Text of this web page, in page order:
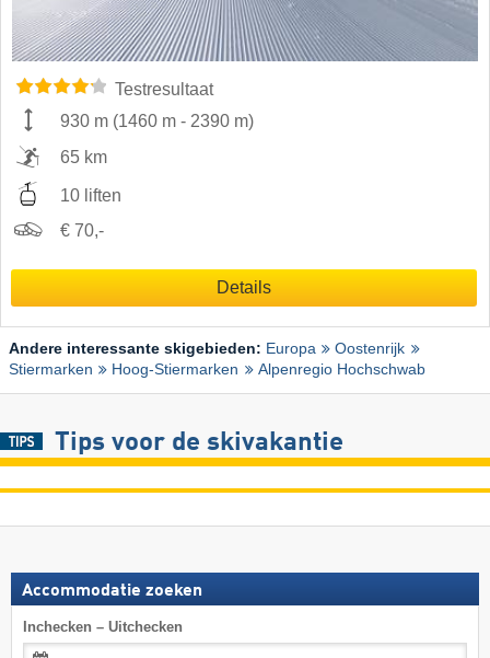
Testresultaat
930 m (1460 m - 2390 m)
65 km
10 liften
€ 70,-
Details
Andere interessante skigebieden: Europa
Oostenrijk
Stiermarken
Hoog-Stiermarken Alpenregio Hochschwab
Tips voor de skivakantie
Accommodatie zoeken
Inchecken – Uitchecken